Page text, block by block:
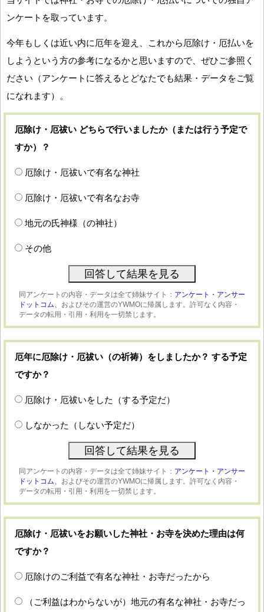
ンケートを取っています。
今年もしくは近い内に厄年を迎え、これから厄除け・厄払いを
しようという方の参考になるかと思いますので、ぜひご参照く
ださい（アンケートに答えるとどなたでも結果・データをご覧
になれます）。
厄除け・厄祓い どちらで行いましたか（または行う予定で
すか）？
厄除け・厄祓いで有名な神社
厄除け・厄祓いで有名なお寺
地元の氏神様（の神社）
その他
同アンケートの内容・データは全て姉妹サイト： アンケート・アンサー
ドットコム、 およびその運営のYWMOに帰属します。許可なく内容・
データの転用・引用・利用を一切禁じます。
厄年に厄除け・厄祓い（の祈祷）をしましたか？ する予定
ですか？
厄除け・厄祓いをした（する予定だ）
しなかった（しない予定だ）
同アンケートの内容・データは全て姉妹サイト： アンケート・アンサー
ドットコム、 およびその運営のYWMOに帰属します。許可なく内容・
データの転用・引用・利用を一切禁じます。
厄除け・厄祓いをお願いした神社・お寺を決めた理由は何
ですか？
厄除けのご利益で有名な神社・お寺だったから
（ご利益はわからないが）地元の有名な神社・お寺だっ